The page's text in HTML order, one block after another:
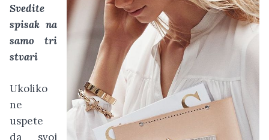
Svedite
spisak na
samo tri
stvari
Ukoliko
ne
uspete
da svoj